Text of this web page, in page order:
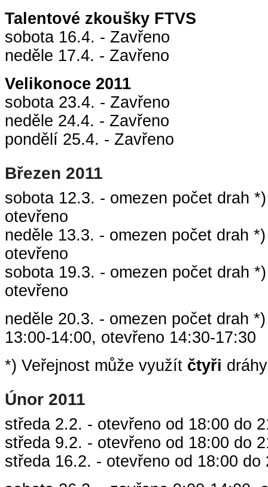
Talentové zkoušky FTVS
sobota 16.4. - Zavřeno
neděle 17.4. - Zavřeno
Velikonoce 2011
sobota 23.4. - Zavřeno
neděle 24.4. - Zavřeno
pondělí 25.4. - Zavřeno
Březen 2011
sobota 12.3. - omezen počet drah
otevřeno
neděle 13.3. - omezen počet drah
otevřeno
sobota 19.3. - omezen počet drah
otevřeno
neděle 20.3. - omezen počet drah
13:00-14:00, otevřeno 14:30-17:30
*) Veřejnost může využít čtyři
Únor 2011
středa 2.2. - otevřeno od 18:00 do
středa 9.2. - otevřeno od 18:00 do
středa 16.2. - otevřeno od 18:00 do